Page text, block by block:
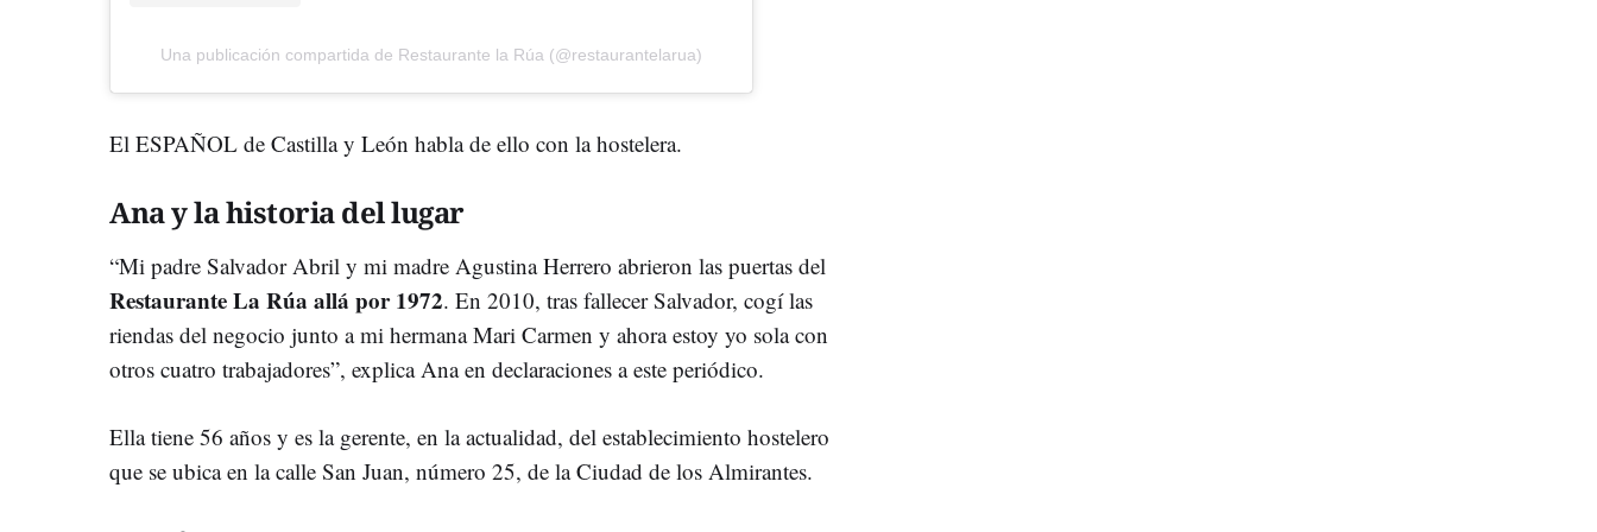
Una publicación compartida de Restaurante la Rúa (@restaurantelarua)
El ESPAÑOL de Castilla y León habla de ello con la hostelera.
Ana y la historia del lugar
“Mi padre Salvador Abril y mi madre Agustina Herrero abrieron las puertas del
Restaurante La Rúa allá por 1972. En 2010, tras fallecer Salvador, cogí las
riendas del negocio junto a mi hermana Mari Carmen y ahora estoy yo sola con
otros cuatro trabajadores”, explica Ana en declaraciones a este periódico.
Ella tiene 56 años y es la gerente, en la actualidad, del establecimiento hostelero
que se ubica en la calle San Juan, número 25, de la Ciudad de los Almirantes.